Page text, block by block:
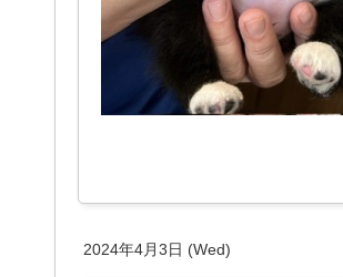
2024年4月3日 (Wed)